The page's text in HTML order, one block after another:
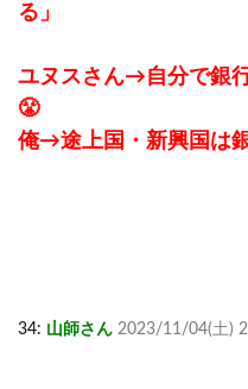
る」
ユヌスさん→自分で銀
😤
俺→途上国・新興国は
34: 山師さん 2023/11/04(土)